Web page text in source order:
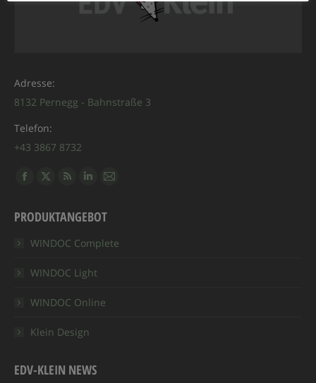
Adresse:
8132 Pernegg - Bahnstraße 3
Telefon:
+43 3867 8732
Finden Sie uns auf:
Facebook
opens
in
window
X
opens
in
window
RSS
opens
in
window
Linkedin
opens
in
window
E-
opens
PRODUKTANGEBOT
WINDOC Complete
WINDOC Light
WINDOC Online
Klein Design
EDV-KLEIN NEWS